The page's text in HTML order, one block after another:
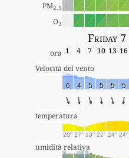
PM2.5
O3
Friday 7
ora 1 4 7 10 13 16
Velocità del vento
6 4 5 5 5 5
temperatura
20° 17° 19° 22° 24° 24°
umidità relativa